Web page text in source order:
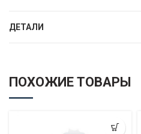
ДЕТАЛИ
ПОХОЖИЕ ТОВАРЫ